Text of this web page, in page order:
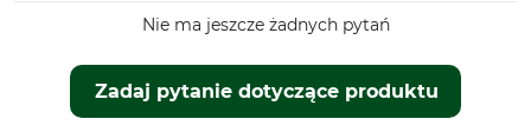
Zadaj pytanie dotyczące produktu
Nie ma jeszcze żadnych pytań